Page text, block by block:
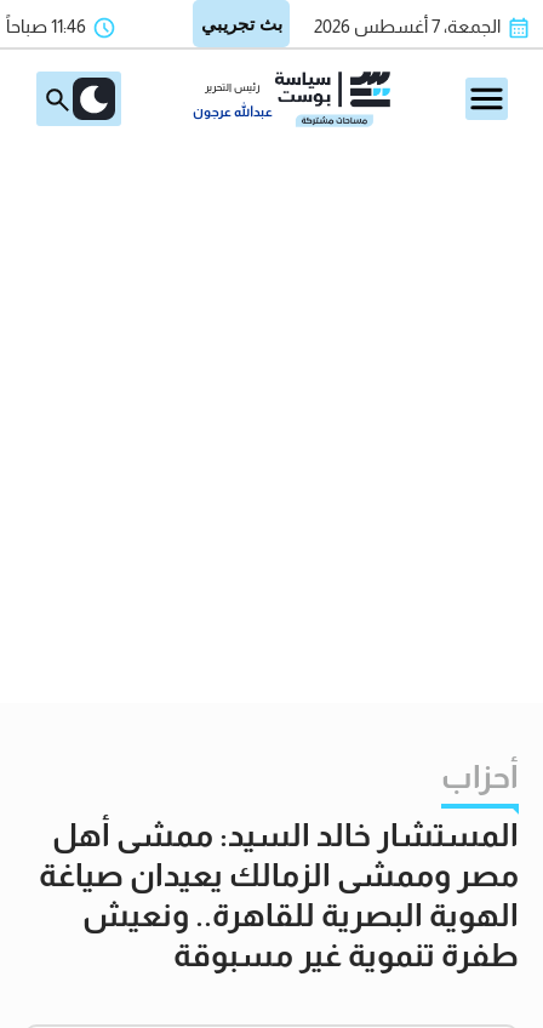
الجمعة، 7 أغسطس 2026 11:46 صباحاً
رئيس التحرير
عبدالله عرجون
أحزاب
المستشار خالد السيد: ممشى أهل
مصر وممشى الزمالك يعيدان صياغة
الهوية البصرية للقاهرة.. ونعيش
طفرة تنموية غير مسبوقة